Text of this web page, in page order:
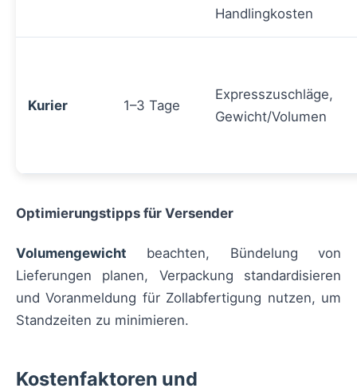
Handlingkosten
Kurier 1–3 Tage
Expresszuschläge,
Gewicht/Volumen
Optimierungstipps für Versender
Volumengewicht beachten, Bündelung von
Lieferungen planen, Verpackung standardisieren
und Voranmeldung für Zollabfertigung nutzen, um
Standzeiten zu minimieren.
Kostenfaktoren und